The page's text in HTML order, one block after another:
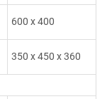
600 х 400
350 х 450 х 360